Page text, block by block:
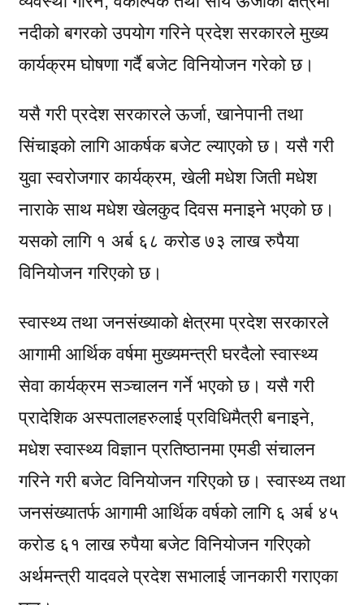
नदीको बगरको उपयोग गरिने प्रदेश सरकारले मुख्य
कार्यक्रम घोषणा गर्दै बजेट विनियोजन गरेको छ।
यसै गरी प्रदेश सरकारले ऊर्जा, खानेपानी तथा
सिंचाइको लागि आकर्षक बजेट ल्याएको छ। यसै गरी
युवा स्वरोजगार कार्यक्रम, खेली मधेश जिती मधेश
नाराके साथ मधेश खेलकुद दिवस मनाइने भएको छ।
यसको लागि १ अर्ब ६८ करोड ७३ लाख रुपैया
विनियोजन गरिएको छ।
स्वास्थ्य तथा जनसंख्याको क्षेत्रमा प्रदेश सरकारले
आगामी आर्थिक वर्षमा मुख्यमन्त्री घरदैलो स्वास्थ्य
सेवा कार्यक्रम सञ्चालन गर्ने भएको छ। यसै गरी
प्रादेशिक अस्पतालहरुलाई प्रविधिमैत्री बनाइने,
मधेश स्वास्थ्य विज्ञान प्रतिष्ठानमा एमडी संचालन
गरिने गरी बजेट विनियोजन गरिएको छ। स्वास्थ्य तथा
जनसंख्यातर्फ आगामी आर्थिक वर्षको लागि ६ अर्ब ४५
करोड ६१ लाख रुपैया बजेट विनियोजन गरिएको
अर्थमन्त्री यादवले प्रदेश सभालाई जानकारी गराएका